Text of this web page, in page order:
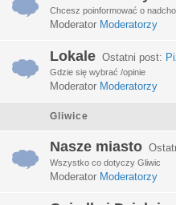
Chcesz poinformować o
Moderator Moderatorzy
Lokale Ostatni post:
Gdzie się wybrać /opinie
Moderator Moderatorzy
Gliwice
Nasze miasto
Wszystko co dotyczy Gliwic
Moderator Moderatorzy